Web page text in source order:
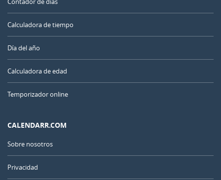
Calculadora de tiempo
Día del año
Calculadora de edad
Temporizador online
CALENDARR.COM
Sobre nosotros
Privacidad